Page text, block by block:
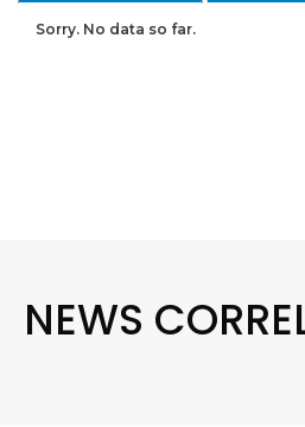
Sorry. No data so far.
NEWS